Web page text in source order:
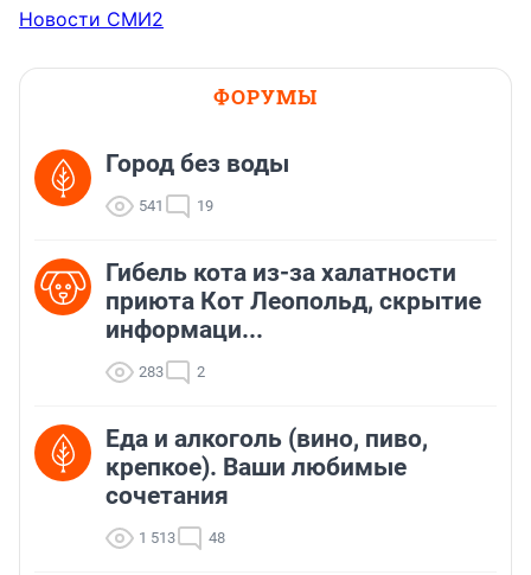
Новости СМИ2
ФОРУМЫ
Город без воды
541 19
Гибель кота из-за халатности
приюта Кот Леопольд, скрытиe
информаци...
283 2
Еда и алкоголь (вино, пиво,
крепкое). Ваши любимые
сочетания
1 513 48